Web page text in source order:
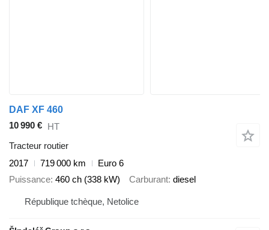
DAF XF 460
10 990 € HT
Tracteur routier
2017
719 000 km
Euro 6
Puissance 460 ch (338 kW) Carburant diesel
République tchèque, Netolice